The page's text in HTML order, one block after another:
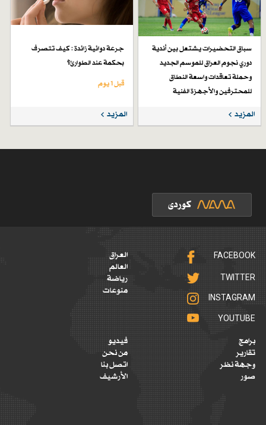
سباق التحضيرات يشتعل بين أندية
دوري نجوم العراق للموسم الجديد
وحملة تعاقدات واسعة النطاق
للمحترفين والأجهزة الفنية
قبل 5 أيام
المزيد
جرعة دوائية زائدة : كيف تتصرف
بحكمة عند الطوارئ؟
قبل 1 یوم
المزيد
FACEBOOK
TWITTER
INSTAGRAM
YOUTUBE
العراق
العالم
رياضة
منوعات
برامج
تقارير
وجهة نظر
صور
فيديو
من نحن
اتصل بنا
الأرشيف